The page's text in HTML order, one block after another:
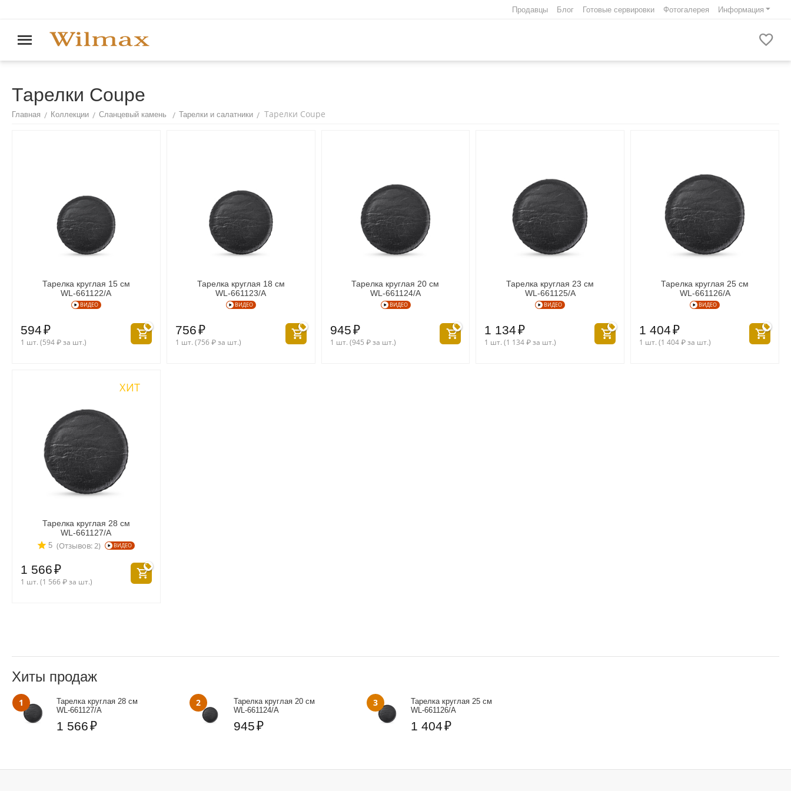
Продавцы Блог Готовые сервировки Фотогалерея Информация
Тарелки Coupe
Главная / Коллекции / Сланцевый камень / Тарелки и салатники / Тарелки Coupe
Тарелка круглая 15 см
WL‑661122/A
ВИДЕО
594₽
1 шт. (594₽за шт.)
Тарелка круглая 18 см
WL‑661123/A
ВИДЕО
756₽
1 шт. (756₽за шт.)
Тарелка круглая 20 см
WL‑661124/A
ВИДЕО
945₽
1 шт. (945 ₽за шт.)
Тарелка круглая 23 см
WL‑661125/A
ВИДЕО
1 134₽
1 шт. (1 134₽за шт.)
Тарелка круглая 25 см
WL‑661126/A
ВИДЕО
1 404₽
1 шт. (1 404₽за шт.)
ХИТ
Тарелка круглая 28 см
WL‑661127/A
ВИДЕО
(Отзывов: 2)
5
1 566₽
1 шт. (1 566₽за шт.)
Хиты продаж
1
Тарелка круглая 28 см
WL‑661127/A
1 566₽
2
Тарелка круглая 20 см
WL‑661124/A
945₽
3
Тарелка круглая 25 см
WL‑661126/A
1 404₽